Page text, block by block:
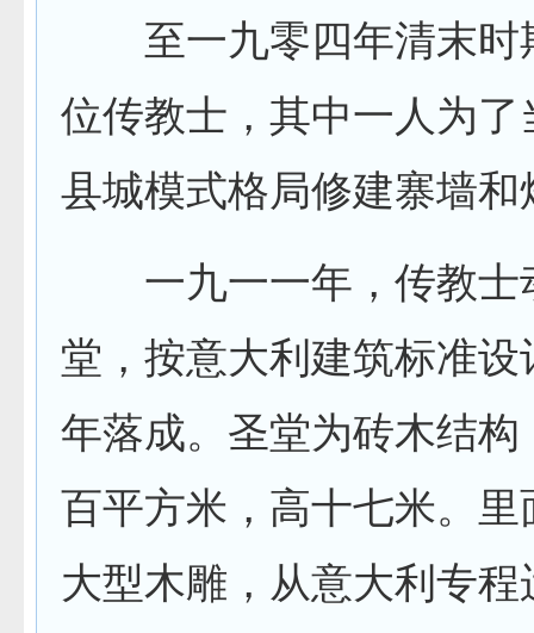
至一九零四年清末时
位传教士，其中一人为了
县城模式格局修建寨墙和
一九一一年，传教士
堂，按意大利建筑标准设
年落成。圣堂为砖木结构
百平方米，高十七米。里
大型木雕，从意大利专程